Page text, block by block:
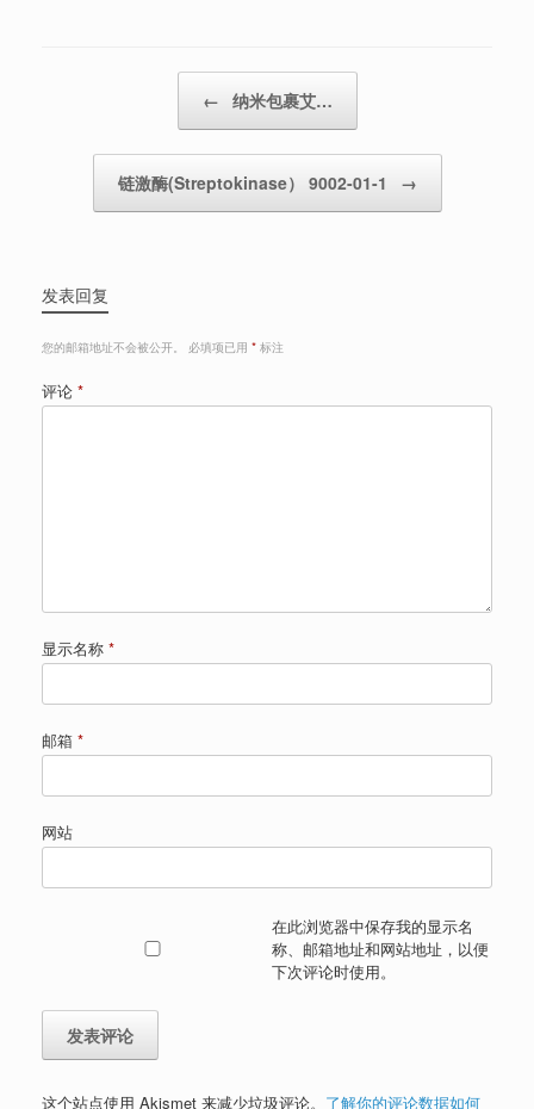
← 纳米包裹艾…
链激酶(Streptokinase） 9002-01-1 →
发表回复
您的邮箱地址不会被公开。 必填项已用 * 标注
评论 *
显示名称 *
邮箱 *
网站
在此浏览器中保存我的显示名
称、邮箱地址和网站地址，以便
下次评论时使用。
这个站点使用 Akismet 来减少垃圾评论。 了解你的评论数据如何